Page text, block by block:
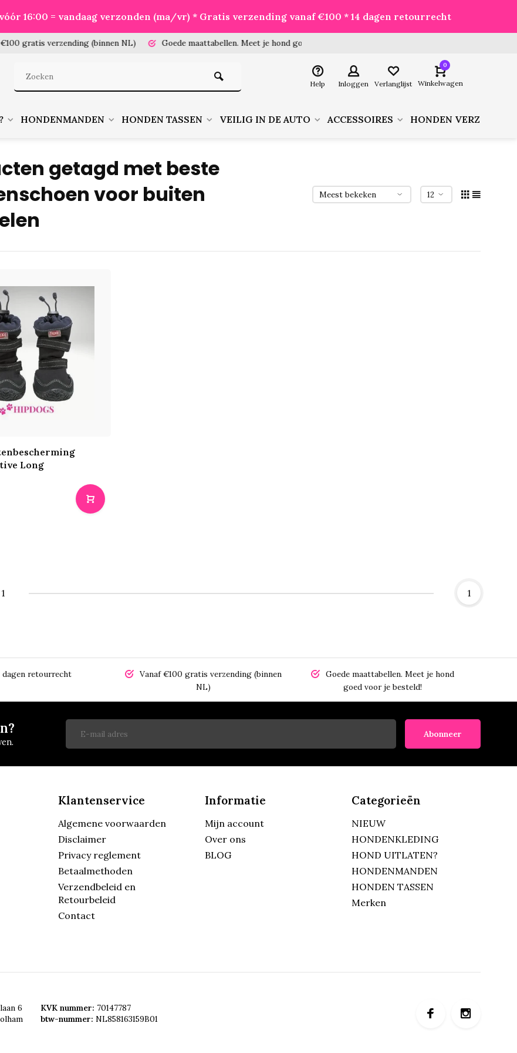
16:00 = vandaag verzonden (ma/vr) * Gratis verzending vanaf €100 * 14 dagen retourrecht
gratis verzending (binnen NL) Goede maattabellen.Meet je hond goed voor je besteld!
Help Inloggen Verlanglijst
0
Winkelwagen
HONDENMANDEN HONDEN TASSEN VEILIG IN DE AUTO ACCESSOIRES HONDEN
getagd met beste
voor buiten
Long
1
dagen retourrecht
Vanaf €100 gratis verzending (binnen
NL)
Goede maattabellen. Meet je hond
goed voor je besteld!
Abonneer
Klantenservice
Algemene voorwaarden
Disclaimer
Privacy reglement
Betaalmethoden
Verzendbeleid en
Retourbeleid
Contact
Informatie
Mijn account
Over ons
BLOG
Categorieën
NIEUW
HONDENKLEDING
HOND UITLATEN?
HONDENMANDEN
HONDEN TASSEN
Merken
6
KVK nummer: 70147787
btw-nummer: NL858163159B01